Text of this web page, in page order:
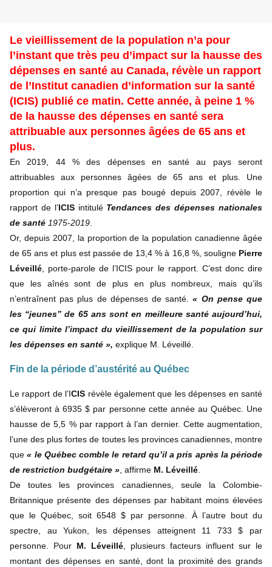
Le vieillissement de la population n’a pour
l’instant que très peu d’impact sur la hausse des
dépenses en santé au Canada, révèle un rapport
de l’Institut canadien d’information sur la santé
(ICIS) publié ce matin. Cette année, à peine 1 %
de la hausse des dépenses en santé sera
attribuable aux personnes âgées de 65 ans et
plus.
En 2019, 44 % des dépenses en santé au pays seront
attribuables aux personnes âgées de 65 ans et plus. Une
proportion qui n’a presque pas bougé depuis 2007, révèle le
rapport de l’ICISintitulé Tendances des dépenses nationales
de santé 1975-2019
Or, depuis 2007, la proportion de la population canadienne âgée
de 65 ans et plus est passée de 13,4 % à 16,8 %, souligne Pierre
Léveillé , porte-parole de l’ICIS pour le rapport. C’est donc dire
que les aînés sont de plus en plus nombreux, mais qu’ils
n’entraînent pas plus de dépenses de santé.« On pense que
les “jeunes” de 65 ans sont en meilleure santé aujourd’hui,
ce qui limite l’impact du vieillissement de la population sur
les dépenses en santé », explique M. Léveillé.
Fin de la période d’austérité au Québec
Le rapport de l’ICIS révèle également que les dépenses en santé
s’élèveront à 6935 $ par personne cette année au Québec. Une
hausse de 5,5 % par rapport à l’an dernier. Cette augmentation,
l’une des plus fortes de toutes les provinces canadiennes, montre
que« le Québec comble le retard qu’il a pris après la période
de restriction budgétaire » , affirme M. Léveillé
De toutes les provinces canadiennes, seule la Colombie-
Britannique présente des dépenses par habitant moins élevées
que le Québec, soit 6548 $ par personne. À l’autre bout du
spectre, au Yukon, les dépenses atteignent 11 733 $ par
personne. Pour M. Léveillé , plusieurs facteurs influent sur le
montant des dépenses en santé, dont la proximité des grands